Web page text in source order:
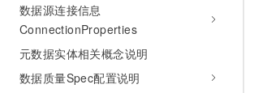
数据源连接信息
ConnectionProperties
元数据实体相关概念说明
数据质量Spec配置说明